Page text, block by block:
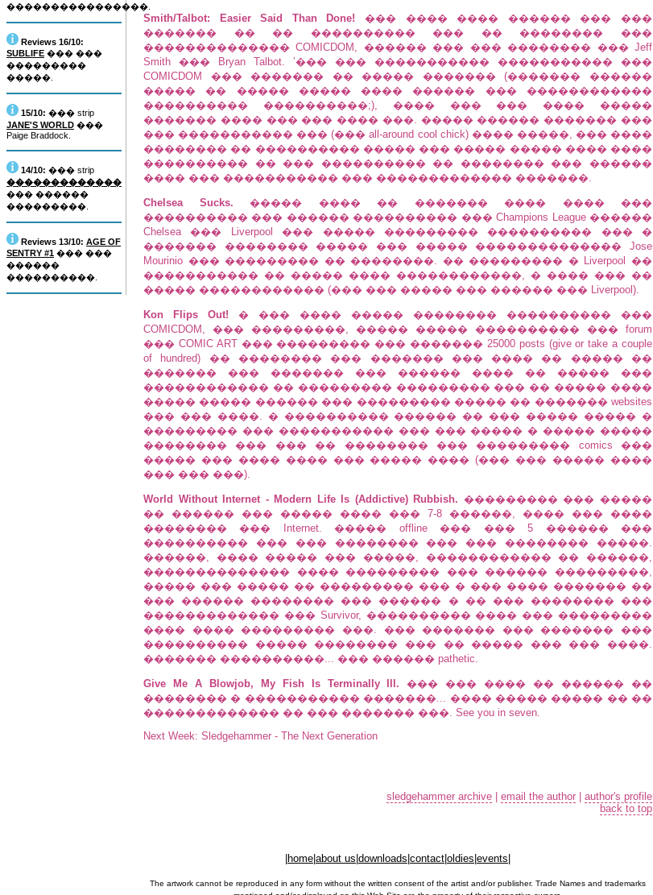
����������������.
Reviews 16/10:
SUBLIFE ��� ���
���������
�����.
15/10: ��� strip
JANE'S WORLD ���
Paige Braddock.
14/10: ��� strip
�������������
��� ������
���������.
Reviews 13/10: AGE OF
SENTRY #1 ��� ���
������
����������.
Smith/Talbot: Easier Said Than Done! ��� ���� ���� ������ ��� ���
������� �� �� ���������� ��� �� �������� ���
�������������� COMICDOM, ������ ��� ��� �������� ��� Jeff
Smith ��� Bryan Talbot. ʼ��� ��� ����������� ����������� ���
COMICDOM ��� ������� �� ����� ������� (������� ������
����� �� ����� ����� ���� ������ ��� ������������
���������� ����������;), ���� ��� ��� ���� �����
������� ���� ��� ��� ���� ���. ����� ������ ������� ���
��� ����������� ��� (��� all-around cool chick) ���� �����, ��� ����
�������� �� ���������� ����� ��� ����� ����� ���� ����
���������� �� ��� ���������� �� �������� ��� ������
���� ��� ����������� ��� ������������� �������.
Chelsea Sucks. ����� ���� �� ������� ���� ���� ���
���������� ��� ������ ���������� ��� Champions League ������
Chelsea ��� Liverpool ��� ����� ��������� ���������� ��� �
������� �������� ����� ��� ����� �������������� Jose
Mourinio ��� ��������� �� ��������. �� ��������� � Liverpool ��
����������� �� ����� ���� ������������, � ���� ��� ��
����� ������������ (��� ��� ����� ��� ������ ��� Liverpool).
Kon Flips Out! � ��� ���� ����� �������� ���������� ���
COMICDOM, ��� ���������, ����� ����� ���������� ��� forum
��� COMIC ART ��� ��������� ��� ������� 25000 posts (give or take a couple
of hundred) �� �������� ��� ������� ��� ���� �� ����� ��
������� ��� ������� ��� ������ ���� �� ����� ���
������������ �� ��������� ��������� ��� �� ����� ����
����� ����� ������ ��� ��������� ����� �� ������� websites
��� ��� ����. � ���������� ������ �� ��� ����� ����� �
��������� ��� ����������� ��� ��� ����� � ����� �����
�������� ��� ��� �� �������� ��� ��������� comics ���
����� ��� ���� ���� ��� ����� ���� (��� ��� ����� ����
��� ��� ���).
World Without Internet - Modern Life Is (Addictive) Rubbish. ��������� ��� �����
�� ������ ��� ����� ���� ��� 7-8 ������, ���� ��� ����
�������� ��� Internet. ����� offline ��� ��� 5 ������ ���
���������� ��� ��� �������� ��� ��� �������� �����.
������, ���� ����� ��� �����, ������������ �� ������,
�������������� ���� ��������� ��� ������ ���������,
����� ��� ����� �� ��������� ��� � ��� ���� ������� ��
��� ������ �������� ��� ������ � �� ��� �������� ���
������������� ��� Survivor, ���������� ���� ��� ���������
���� ���� ��������� ���. ��� ������� ��� ������� ���
���������� ����� �������� ��� �� ����� ��� ��� ����.
������� ����������... ��� ������ pathetic.
Give Me A Blowjob, My Fish Is Terminally Ill. ��� ��� ���� �� ������ ��
�������� � ����������� �������... ���� ����� ����� �� ��
������������� �� ��� ������� ���. See you in seven.
Next Week: Sledgehammer - The Next Generation
sledgehammer archive email the author
author's profile
back to top
home about us downloads contact oldies events
The artwork cannot be reproduced in any form without the written consent of the artist and/or publisher. Trade Names and trademarks